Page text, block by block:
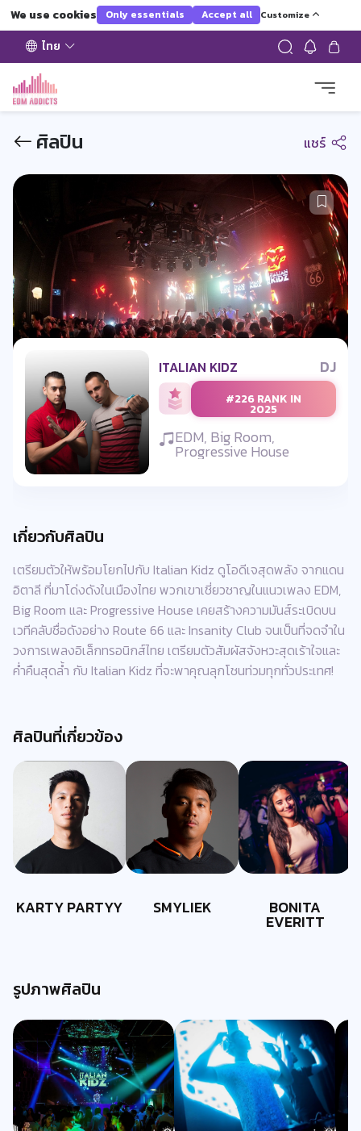
We use cookies Only essentials Accept all Customize
ไทย
ศิลปิน แชร์
ITALIAN KIDZ DJ
#226 RANK IN
2025
EDM, Big Room,
Progressive House
เกี่ยวกับศิลปิน
เตรียมตัวให้พร้อมโยกไปกับ Italian Kidz ดูโอดีเจสุดพลัง จากแดน
อิตาลี ที่มาโด่งดังในเมืองไทย พวกเขาเชี่ยวชาญในแนวเพลง EDM,
Big Room และ Progressive House เคยสร้างความมันส์ระเบิดบน
เวทีคลับชื่อดังอย่าง Route 66 และ Insanity Club จนเป็นที่จดจำใน
วงการเพลงอิเล็กทรอนิกส์ไทย เตรียมตัวสัมผัสจังหวะสุดเร้าใจและ
ค่ำคืนสุดล้ำ กับ Italian Kidz ที่จะพาคุณลุกโชนท่วมทุกทั่วประเทศ!
ศิลปินที่เกี่ยวข้อง
KARTY PARTYY SMYLIEK BONITA
EVERITT
รูปภาพศิลปิน